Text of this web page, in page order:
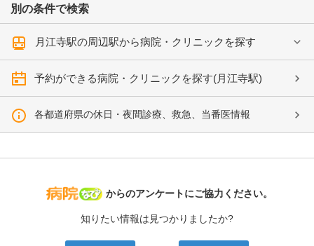
別の条件で検索
月江寺駅の周辺駅から病院・クリニックを探す
予約ができる病院・クリニックを探す(月江寺駅)
各都道府県の休日・夜間診療、救急、当番医情報
病院なび
からのアンケートにご協力ください。
知りたい情報は見つかりましたか?